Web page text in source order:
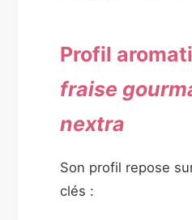
Profil
fraise
nextra
Son profil repose
clés :